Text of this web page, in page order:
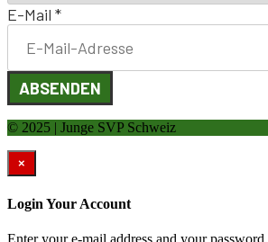
E-Mail *
ABSENDEN
© 2025 | Junge SVP Schweiz
×
Login Your Account
Enter your e-mail address and your password.